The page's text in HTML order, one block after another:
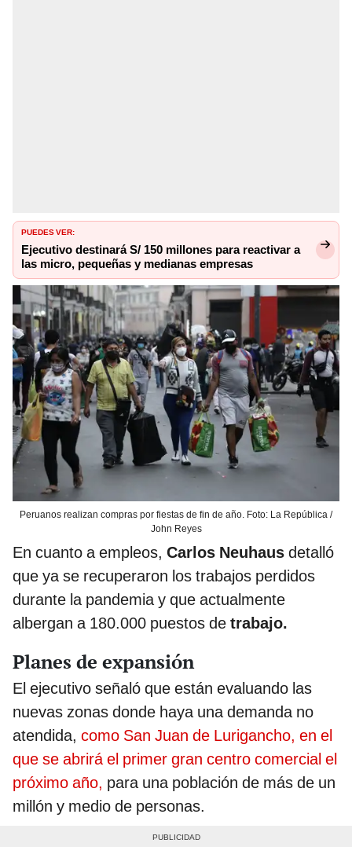
PUEDES VER:
Ejecutivo destinará S/ 150 millones para reactivar a
las micro, pequeñas y medianas empresas
Peruanos realizan compras por fiestas de fin de año. Foto: La República /
John Reyes
En cuanto a empleos, Carlos Neuhaus detalló
que ya se recuperaron los trabajos perdidos
durante la pandemia y que actualmente
albergan a 180.000 puestos de trabajo.
Planes de expansión
El ejecutivo señaló que están evaluando las
nuevas zonas donde haya una demanda no
atendida, como San Juan de Lurigancho, en el
que se abrirá el primer gran centro comercial el
próximo año, para una población de más de un
millón y medio de personas.